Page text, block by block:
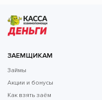
ЗАЕМЩИКАМ
Займы
Акции и бонусы
Как взять заём